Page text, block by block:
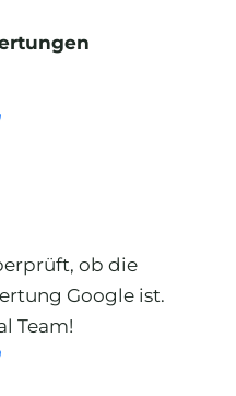
ob die
Google ist.
Team!